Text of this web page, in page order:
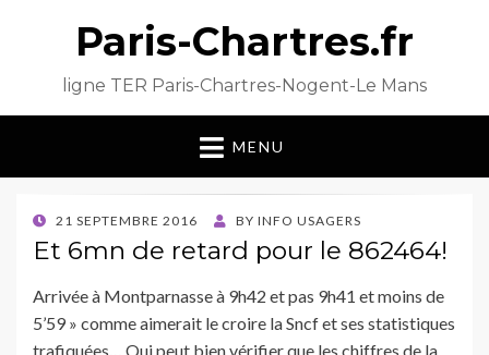
Paris-Chartres.fr
ligne TER Paris-Chartres-Nogent-Le Mans
MENU
POSTED
ON
21 SEPTEMBRE 2016 BY INFO USAGERS
Et 6mn de retard pour le 862464!
Arrivée à Montparnasse à 9h42 et pas 9h41 et moins de
5’59 » comme aimerait le croire la Sncf et ses statistiques
trafiquées… Qui peut bien vérifier que les chiffres de la